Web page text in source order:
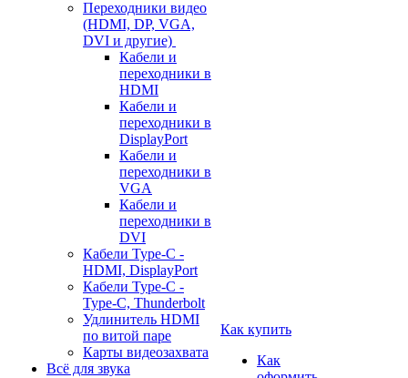
Переходники видео
(HDMI, DP, VGA,
DVI и другие)
Кабели и
переходники в
HDMI
Кабели и
переходники в
DisplayPort
Кабели и
переходники в
VGA
Кабели и
переходники в
DVI
Кабели Type-C -
HDMI, DisplayPort
Кабели Type-C -
Type-C, Thunderbolt
Удлинитель HDMI
по витой паре
Карты видеозахвата
Всё для звука
Как купить
Как